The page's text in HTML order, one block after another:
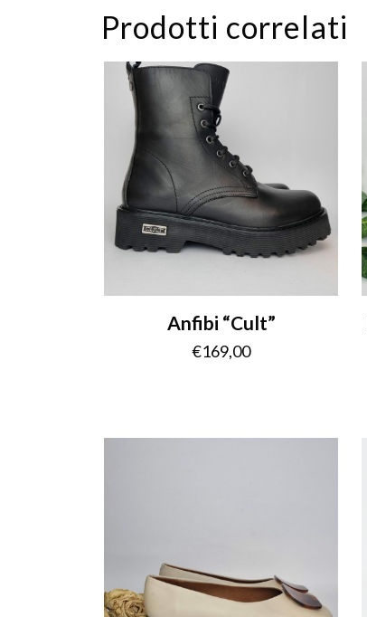
Prodotti correlati
Anfibi “Cult”
€169,00